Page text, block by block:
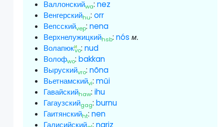
Валлонскийwa:nez
Венгерскийhu:orr
Вепсскийvep:nena
Верхнелужицкийhsb:nós м.
Волапюки
vo:nud
Волофwo:bakkan
Вырускийvro:nõna
Вьетнамскийvi:mũi
Гавайскийhaw:ihu
Гагаузскийgag:burnu
Гаитянскийht:nen
Галисийский :nariz